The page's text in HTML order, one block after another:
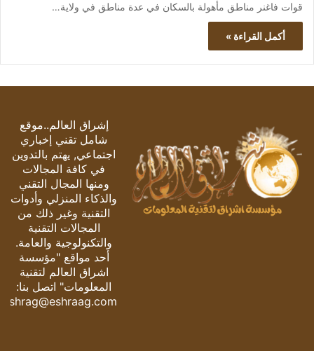
قوات فاغنر مناطق مأهولة بالسكان في عدة مناطق في ولاية…
أكمل القراءة »
إشراق العالم..موقع
شامل تقني إخباري
اجتماعي, يهتم بالتدوين
في كافة المجالات
ومنها المجال التقني
والذكاء المنزلي وأدوات
التقنية وغير ذلك من
المجالات التقنية
والتكنولوجية والعامة.
أحد مواقع "مؤسسة
اشراق العالم لتقنية
المعلومات" اتصل بنا:
eshrag@eshraag.com